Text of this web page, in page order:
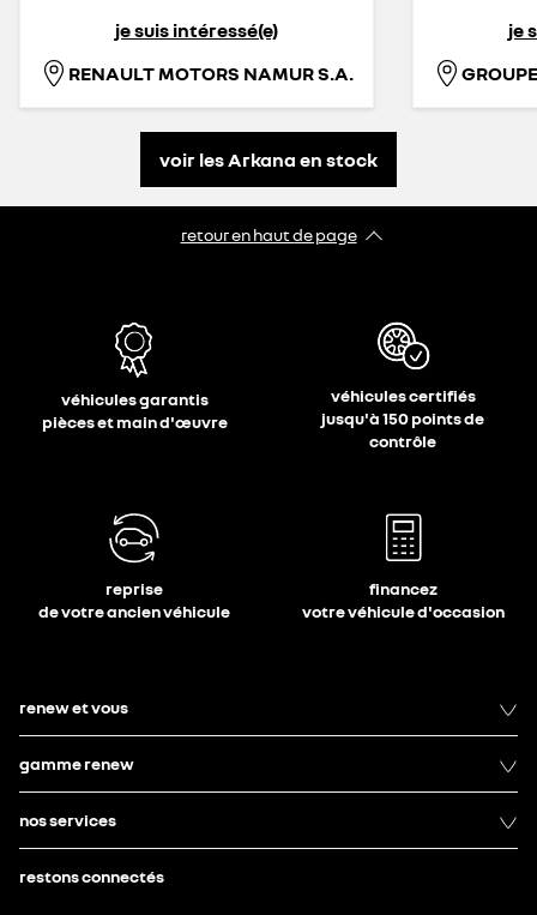
je suis intéressé(e)
RENAULT MOTORS NAMUR S.A.
je
voir les Arkana en stock
retour en haut de page​
véhicules garantis
pièces et main d'œuvre
véhicules certifiés
jusqu'à 150 points de
contrôle
reprise
de votre ancien véhicule
financez
votre véhicule d'occasion
renew et vous
gamme renew
nos services
restons connectés